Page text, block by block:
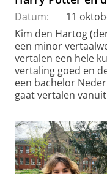
Datum:
11
Kim den Hartog
een minor
vertalen een hele
vertaling goed en
een bachelor
gaat vertalen